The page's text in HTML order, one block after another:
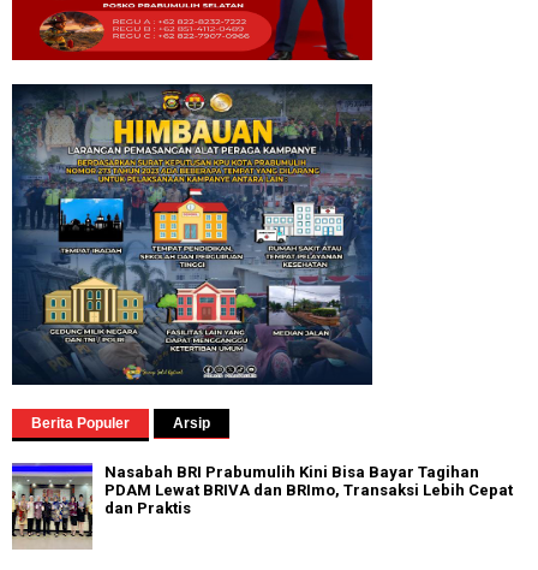
Berita Populer Arsip
Nasabah BRI Prabumulih Kini Bisa Bayar Tagihan
PDAM Lewat BRIVA dan BRImo, Transaksi Lebih Cepat
dan Praktis